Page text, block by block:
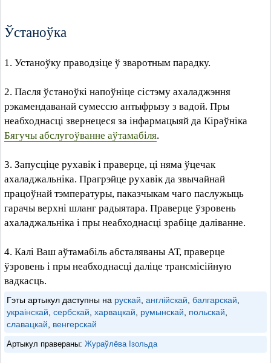
Ўстаноўка
1. Устаноўку праводзіце ў зваротным парадку.
2. Пасля ўстаноўкі напоўніце сістэму ахаладжэння
рэкамендаванай сумессю антыфрызу з вадой. Пры
неабходнасці звернецеся за інфармацыяй да Кіраўніка
Бягучы абслугоўванне аўтамабіля.
3. Запусціце рухавік і праверце, ці няма ўцечак
ахаладжальніка. Прагрэйце рухавік да звычайнай
працоўнай тэмпературы, паказчыкам чаго паслужыць
гарачы верхні шланг радыятара. Праверце ўзровень
ахаладжальніка і пры неабходнасці зрабіце даліванне.
4. Калі Ваш аўтамабіль абсталяваны АТ, праверце
ўзровень і пры неабходнасці даліце трансмісійную
вадкасць.
Гэты артыкул даступны на рускай англійскай балгарскай
украінскай сербскай харвацкай румынскай польскай
славацкай
венгерскай
Артыкул правераны: Жураўлёва Ізольда